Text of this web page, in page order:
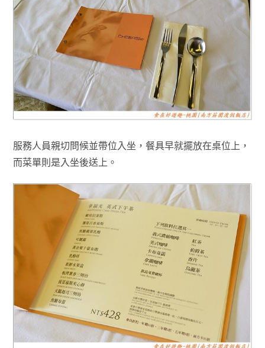
服務人員親切問候並帶位入坐 ，餐具早就擺放在桌位上 ，
而菜單則是入坐後送上 。